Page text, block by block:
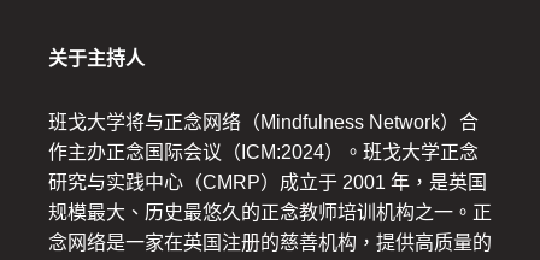
关于主持人
班戈大学将与正念网络（Mindfulness Network）合
作主办正念国际会议（ICM:2024）。班戈大学正念
研究与实践中心（CMRP）成立于 2001 年，是英国
规模最大、历史最悠久的正念教师培训机构之一。正
念网络是一家在英国注册的慈善机构，提供高质量的